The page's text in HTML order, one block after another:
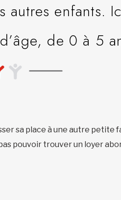
autres enfants.
de 0 à 5
sa place à une autre petite
pouvoir trouver un loyer